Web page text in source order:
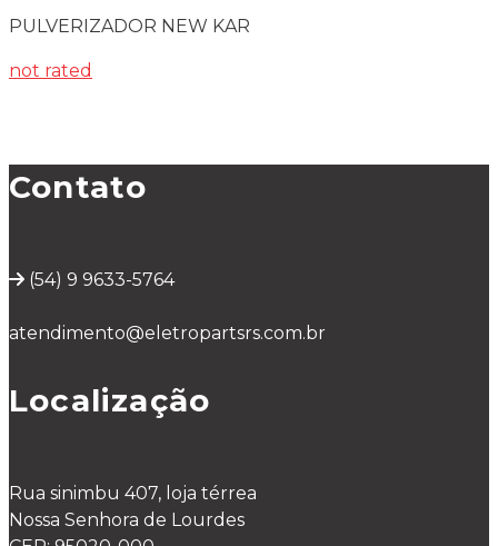
PULVERIZADOR NEW KAR
not rated
Contato
(54) 9 9633-5764
atendimento@eletropartsrs.com.br
Localização
Rua sinimbu 407, loja térrea
Nossa Senhora de Lourdes